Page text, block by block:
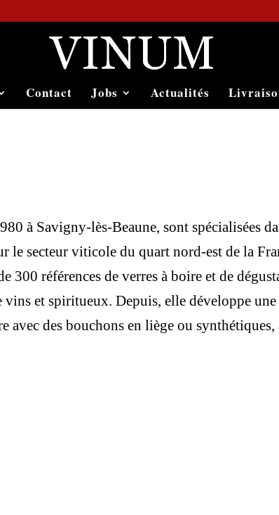
Contact Jobs Actualités
à Savigny-lès-Beaune, sont spécialisées
le secteur viticole du quart nord-est de la
300 références de verres à boire et de
et spiritueux. Depuis, elle développe
avec des bouchons en liège ou synthétiques,